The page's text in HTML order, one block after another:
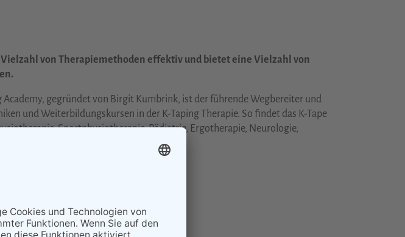
Vielzahl von Therapiemethoden effektiv und bietet eine Vielzahl von
Academy, gegründet von Birgit Kumbrink, ist der führende Wegbereiter und
und Weiterbildungskursen in der K-Taping Therapie. So findet das K-Tape
Sportphysiotherapie, Pädiatrie, Ergotherapie, Neurologie,